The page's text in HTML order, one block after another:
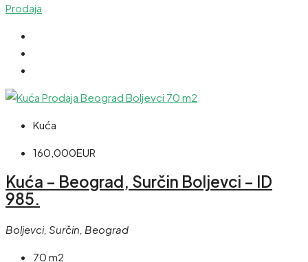
Prodaja
Kuća
160,000EUR
Kuća – Beograd, Surčin Boljevci – ID
985.
Boljevci, Surčin, Beograd
70 m2